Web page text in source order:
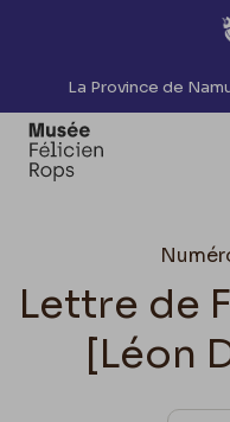
Accèder
La Province de
Lettre de
[Léon